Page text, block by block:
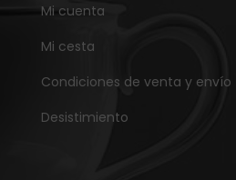
Mi cuenta
Mi cesta
Condiciones de venta y envío
Desistimiento